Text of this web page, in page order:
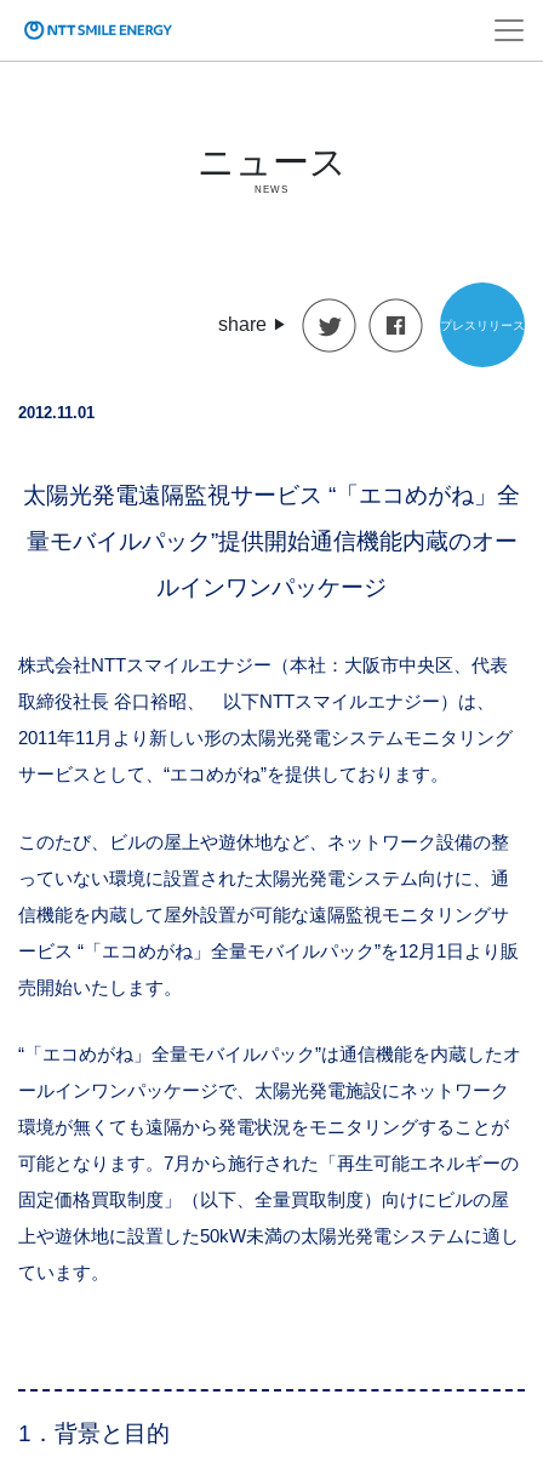
ニュース
NEWS
share プレスリリース
2012.11.01
太陽光発電遠隔監視サービス “「エコめがね」全
量モバイルパック”提供開始通信機能内蔵のオー
ルインワンパッケージ
株式会社NTTスマイルエナジー（本社：大阪市中央区、代表
取締役社長 谷口裕昭、 以下NTTスマイルエナジー）は、
2011年11月より新しい形の太陽光発電システムモニタリング
サービスとして、“エコめがね”を提供しております。
このたび、ビルの屋上や遊休地など、ネットワーク設備の整
っていない環境に設置された太陽光発電システム向けに、通
信機能を内蔵して屋外設置が可能な遠隔監視モニタリングサ
ービス “「エコめがね」全量モバイルパック”を12月1日より販
売開始いたします。
“「エコめがね」全量モバイルパック”は通信機能を内蔵したオ
ールインワンパッケージで、太陽光発電施設にネットワーク
環境が無くても遠隔から発電状況をモニタリングすることが
可能となります。7月から施行された「再生可能エネルギーの
固定価格買取制度」（以下、全量買取制度）向けにビルの屋
上や遊休地に設置した50kW未満の太陽光発電システムに適し
ています。
1．背景と目的